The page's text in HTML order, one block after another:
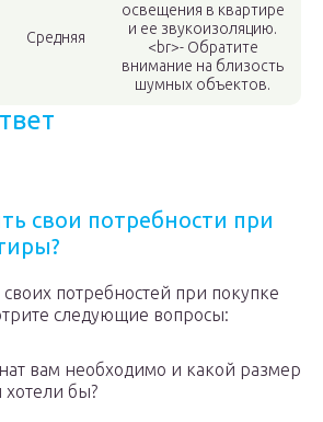
Средняя
освещения в квартире
и ее звукоизоляцию.
<br>- Обратите
внимание на близость
шумных объектов.
свои потребности при
потребностей при покупке
следующие вопросы:
вам необходимо и какой размер
бы?